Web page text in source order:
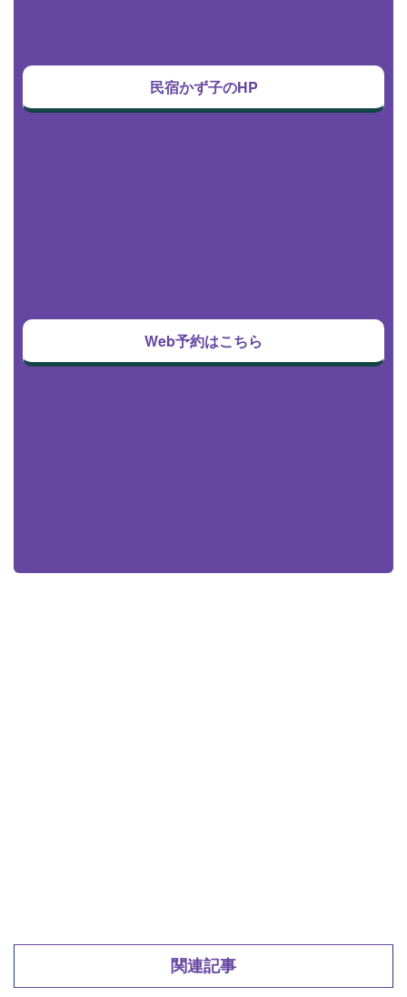
民宿かず子のHP
Web予約はこちら
関連記事